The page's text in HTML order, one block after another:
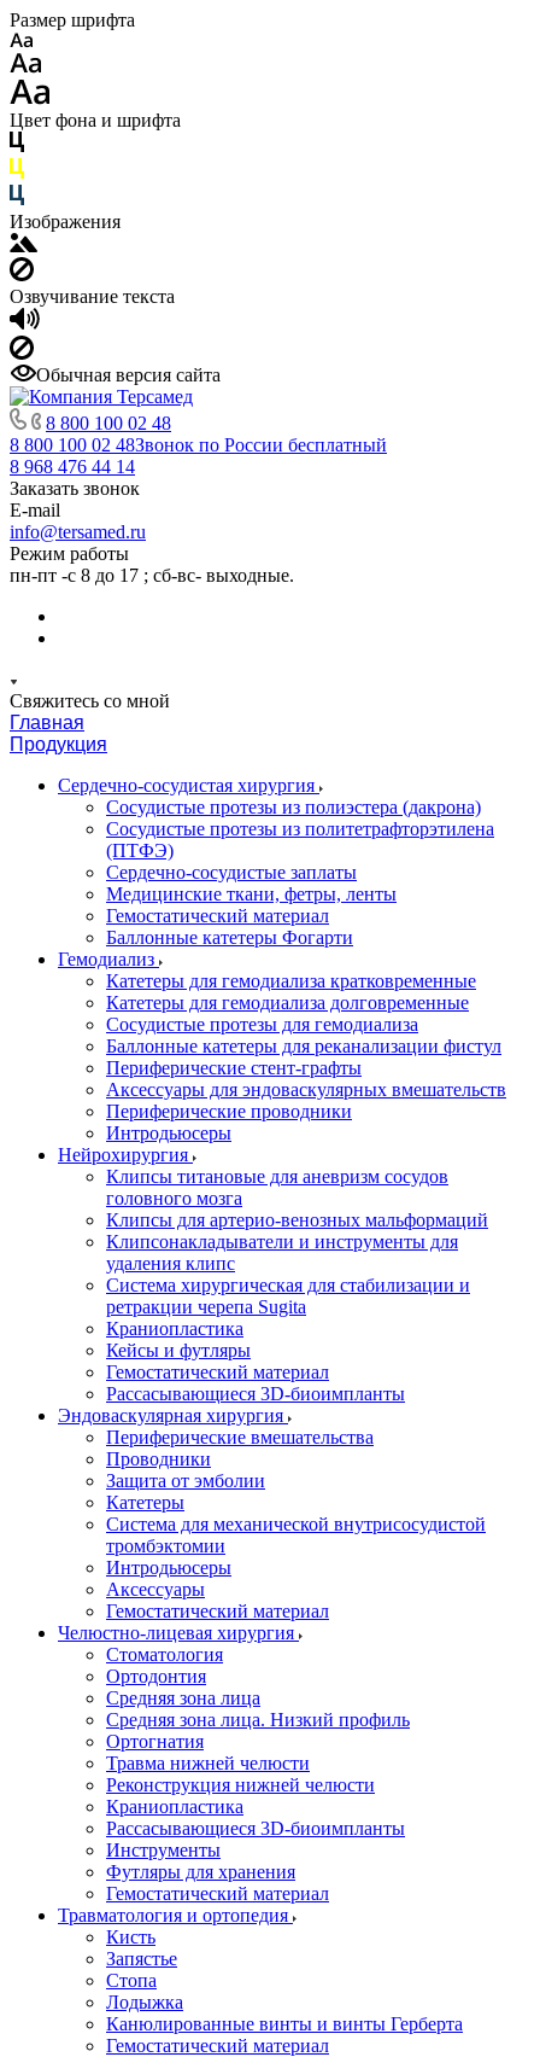
Размер шрифта
Цвет фона и шрифта
Изображения
Озвучивание текста
Обычная версия сайта
8 800 100 02 48
8 800 100 02 48Звонок по России бесплатный
8 968 476 44 14
Заказать звонок
E-mail
info@tersamed.ru
Режим работы
пн-пт -с 8 до 17 ; сб-вс- выходные.
Свяжитесь со мной
Главная
Продукция
Сердечно-сосудистая хирургия
Сосудистые протезы из полиэстера (дакрона)
Сосудистые протезы из политетрафторэтилена
(ПТФЭ)
Сердечно-сосудистые заплаты
Медицинские ткани, фетры, ленты
Гемостатический материал
Баллонные катетеры Фогарти
Гемодиализ
Катетеры для гемодиализа кратковременные
Катетеры для гемодиализа долговременные
Сосудистые протезы для гемодиализа
Баллонные катетеры для реканализации фистул
Периферические стент-графты
Аксессуары для эндоваскулярных вмешательств
Периферические проводники
Интродьюсеры
Нейрохирургия
Клипсы титановые для аневризм сосудов
головного мозга
Клипсы для артерио-венозных мальформаций
Клипсонакладыватели и инструменты для
удаления клипс
Система хирургическая для стабилизации и
ретракции черепа Sugita
Краниопластика
Кейсы и футляры
Гемостатический материал
Рассасывающиеся 3D-биоимпланты
Эндоваскулярная хирургия
Периферические вмешательства
Проводники
Защита от эмболии
Катетеры
Система для механической внутрисосудистой
тромбэктомии
Интродьюсеры
Аксессуары
Гемостатический материал
Челюстно-лицевая хирургия
Стоматология
Ортодонтия
Средняя зона лица
Средняя зона лица. Низкий профиль
Ортогнатия
Травма нижней челюсти
Реконструкция нижней челюсти
Краниопластика
Рассасывающиеся 3D-биоимпланты
Инструменты
Футляры для хранения
Гемостатический материал
Травматология и ортопедия
Кисть
Запястье
Стопа
Лодыжка
Канюлированные винты и винты Герберта
Гемостатический материал